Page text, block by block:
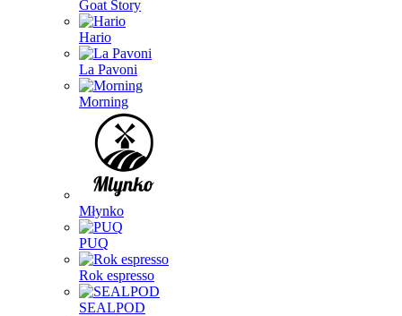
Goat Story
Hario
La Pavoni
Morning
Młynko
PUQ
Rok espresso
SEALPOD